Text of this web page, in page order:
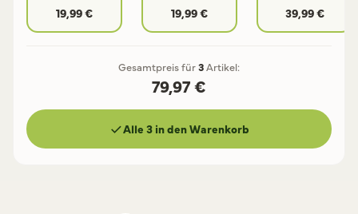
19,99 €
Lebensbausteine
19,99 € 39,99 €
Gesamtpreis für3Artikel:
79,97 €
Alle 3 in den Warenkorb